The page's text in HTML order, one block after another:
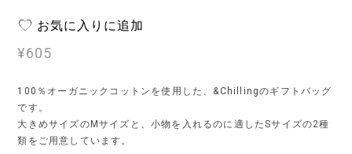
お気に入りに追加
¥605
100％オーガニックコットンを使用した、&Chillingのギフトバッグ
です。
大きめサイズのMサイズと、小物を入れるのに適したSサイズの2種
類をご用意しています。